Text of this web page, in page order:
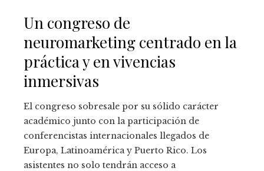
Un congreso de
neuromarketing centrado en la
práctica y en vivencias
inmersivas
El congreso sobresale por su sólido carácter
académico junto con la participación de
conferencistas internacionales llegados de
Europa, Latinoamérica y Puerto Rico. Los
asistentes no solo tendrán acceso a